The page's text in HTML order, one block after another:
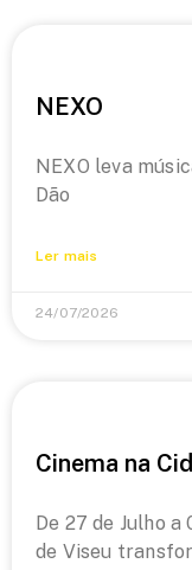
NEXO
NEXO leva
Dão
Ler mais
24/07/2026
Cinema na
De 27 de Julho
de Viseu